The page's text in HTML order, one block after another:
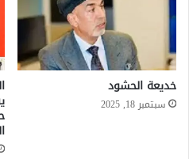
خديعة الحشود
سبتمبر 18, 2025